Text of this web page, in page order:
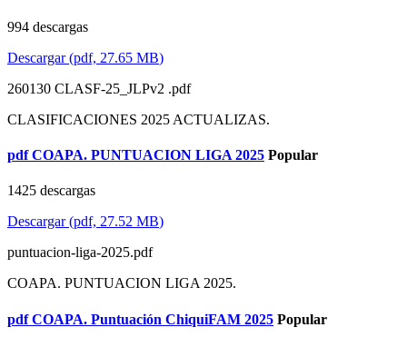
994 descargas
Descargar(pdf, 27.65 MB)
260130 CLASF-25_JLPv2 .pdf
CLASIFICACIONES 2025 ACTUALIZAS.
pdf COAPA. PUNTUACION LIGA 2025 Popular
1425 descargas
Descargar(pdf, 27.52 MB)
puntuacion-liga-2025.pdf
COAPA. PUNTUACION LIGA 2025.
pdf COAPA. Puntuación ChiquiFAM 2025 Popular